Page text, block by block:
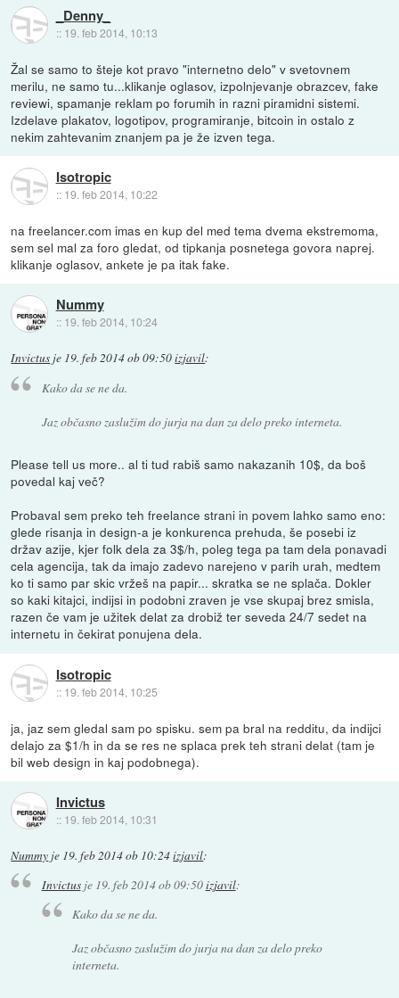
_Denny_
:: 19. feb 2014, 10:13
Žal se samo to šteje kot pravo "internetno delo" v svetovnem
merilu, ne samo tu...klikanje oglasov, izpolnjevanje obrazcev, fake
reviewi, spamanje reklam po forumih in razni piramidni sistemi.
Izdelave plakatov, logotipov, programiranje, bitcoin in ostalo z
nekim zahtevanim znanjem pa je že izven tega.
Isotropic
:: 19. feb 2014, 10:22
na freelancer.com imas en kup del med tema dvema ekstremoma,
sem sel mal za foro gledat, od tipkanja posnetega govora naprej.
klikanje oglasov, ankete je pa itak fake.
Nummy
:: 19. feb 2014, 10:24
Invictus je 19. feb 2014 ob 09:50izjavil:
Kako da se ne da.
Jaz občasno zaslužim do jurja na dan za delo preko interneta.
Please tell us more.. al ti tud rabiš samo nakazanih 10$, da boš
povedal kaj več?
Probaval sem preko teh freelance strani in povem lahko samo eno:
glede risanja in design-a je konkurenca prehuda, še posebi iz
držav azije, kjer folk dela za 3$/h, poleg tega pa tam dela ponavadi
cela agencija, tak da imajo zadevo narejeno v parih urah, medtem
ko ti samo par skic vržeš na papir... skratka se ne splača. Dokler
so kaki kitajci, indijsi in podobni zraven je vse skupaj brez smisla,
razen če vam je užitek delat za drobiž ter seveda 24/7 sedet na
internetu in čekirat ponujena dela.
Isotropic
:: 19. feb 2014, 10:25
ja, jaz sem gledal sam po spisku. sem pa bral na redditu, da indijci
delajo za $1/h in da se res ne splaca prek teh strani delat (tam je
bil web design in kaj podobnega).
Invictus
:: 19. feb 2014, 10:31
Nummy je 19. feb 2014 ob 10:24izjavil:
Invictusje 19. feb 2014 ob 09:50izjavil:
Kako da se ne da.
Jaz občasno zaslužim do jurja na dan za delo preko
interneta.